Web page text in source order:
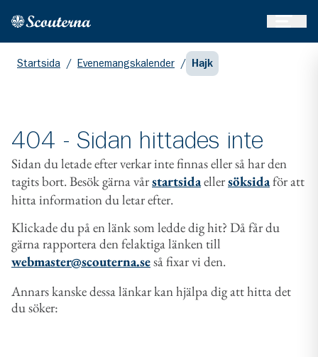
Hem
Startsida / Evenemangskalender / Hajk
404 - Sidan hittades inte
Sidan du letade efter verkar inte finnas eller så har den
tagits bort. Besök gärna vårstartsidaellersöksidaför att
hitta information du letar efter.
Klickade du på en länk som ledde dig hit? Då får du
gärna rapportera den felaktiga länken till
webmaster@scouterna.seså fixar vi den.
Annars kanske dessa länkar kan hjälpa dig att hitta det
du söker: